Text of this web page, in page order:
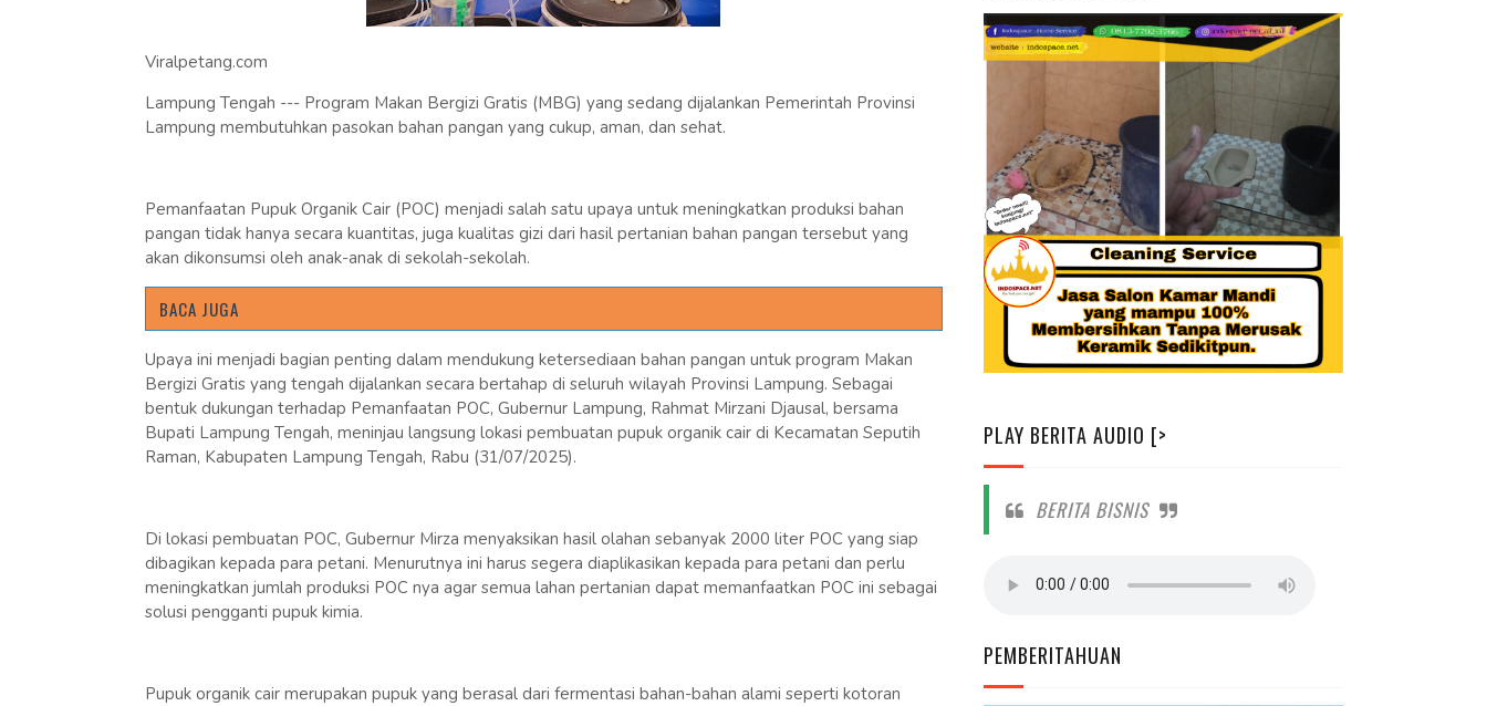
Viralpetang.com
Lampung Tengah --- Program Makan Bergizi Gratis (MBG) yang sedang dijalankan Pemerintah Provinsi
Lampung membutuhkan pasokan bahan pangan yang cukup, aman, dan sehat.
Pemanfaatan Pupuk Organik Cair (POC) menjadi salah satu upaya untuk meningkatkan produksi bahan
pangan tidak hanya secara kuantitas, juga kualitas gizi dari hasil pertanian bahan pangan tersebut yang
akan dikonsumsi oleh anak-anak di sekolah-sekolah.
BACA JUGA
Upaya ini menjadi bagian penting dalam mendukung ketersediaan bahan pangan untuk program Makan
Bergizi Gratis yang tengah dijalankan secara bertahap di seluruh wilayah Provinsi Lampung. Sebagai
bentuk dukungan terhadap Pemanfaatan POC, Gubernur Lampung, Rahmat Mirzani Djausal, bersama
Bupati Lampung Tengah, meninjau langsung lokasi pembuatan pupuk organik cair di Kecamatan Seputih
Raman, Kabupaten Lampung Tengah, Rabu (31/07/2025).
Di lokasi pembuatan POC, Gubernur Mirza menyaksikan hasil olahan sebanyak 2000 liter POC yang siap
dibagikan kepada para petani. Menurutnya ini harus segera diaplikasikan kepada para petani dan perlu
meningkatkan jumlah produksi POC nya agar semua lahan pertanian dapat memanfaatkan POC ini sebagai
solusi pengganti pupuk kimia.
Pupuk organik cair merupakan pupuk yang berasal dari fermentasi bahan-bahan alami seperti kotoran
PLAY BERITA AUDIO [>
BERITA BISNIS
PEMBERITAHUAN